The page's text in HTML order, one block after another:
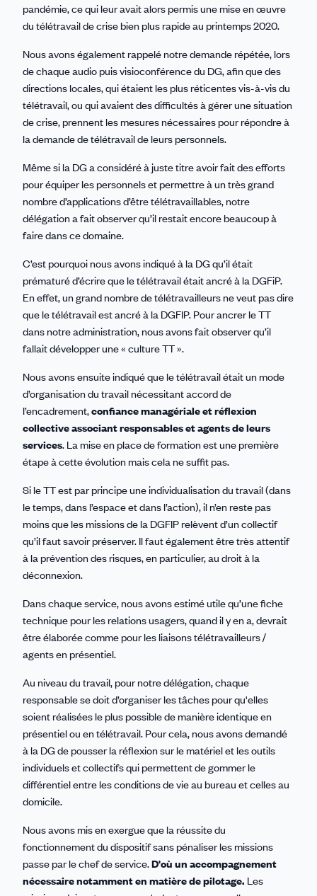
pandémie, ce qui leur avait alors permis une mise en œuvre
du télétravail de crise bien plus rapide au printemps 2020.
Nous avons également rappelé notre demande répétée, lors
de chaque audio puis visioconférence du DG, afin que des
directions locales, qui étaient les plus réticentes vis-à-vis du
télétravail, ou qui avaient des difficultés à gérer une situation
de crise, prennent les mesures nécessaires pour répondre à
la demande de télétravail de leurs personnels.
Même si la DG a considéré à juste titre avoir fait des efforts
pour équiper les personnels et permettre à un très grand
nombre d’applications d’être télétravaillables, notre
délégation a fait observer qu’il restait encore beaucoup à
faire dans ce domaine.
C’est pourquoi nous avons indiqué à la DG qu’il était
prématuré d’écrire que le télétravail était ancré à la DGFiP.
En effet, un grand nombre de télétravailleurs ne veut pas dire
que le télétravail est ancré à la DGFIP. Pour ancrer le TT
dans notre administration, nous avons fait observer qu’il
fallait développer une « culture TT ».
Nous avons ensuite indiqué que le télétravail était un mode
d’organisation du travail nécessitant accord de
l’encadrement,confiance managériale et réflexion
collective associant responsables et agents de leurs
services. La mise en place de formation est une première
étape à cette évolution mais cela ne suffit pas.
Si le TT est par principe une individualisation du travail (dans
le temps, dans l’espace et dans l’action), il n’en reste pas
moins que les missions de la DGFIP relèvent d’un collectif
qu’il faut savoir préserver. Il faut également être très attentif
à la prévention des risques, en particulier, au droit à la
déconnexion.
Dans chaque service, nous avons estimé utile qu’une fiche
technique pour les relations usagers, quand il y en a, devrait
être élaborée comme pour les liaisons télétravailleurs /
agents en présentiel.
Au niveau du travail, pour notre délégation, chaque
responsable se doit d’organiser les tâches pour qu'elles
soient réalisées le plus possible de manière identique en
présentiel ou en télétravail. Pour cela, nous avons demandé
à la DG de pousser la réflexion sur le matériel et les outils
individuels et collectifs qui permettent de gommer le
différentiel entre les conditions de vie au bureau et celles au
domicile.
Nous avons mis en exergue que la réussite du
fonctionnement du dispositif sans pénaliser les missions
passe par le chef de service.D'où un accompagnement
nécessaire notamment en matière de pilotage. Les